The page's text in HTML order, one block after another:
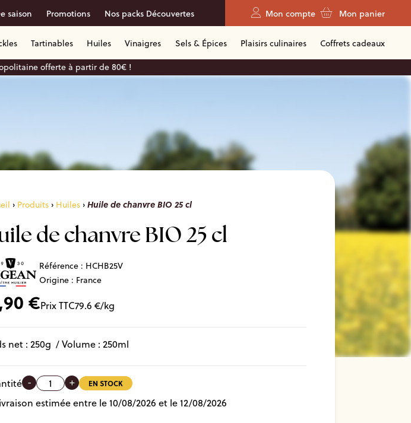
saison Promotions Nos packs Découvertes Mon compte Mon panier
Tartinables Huiles Vinaigres Sels & Épices Plaisirs culinaires
Coffrets cadeaux
offerte à partir de 80€ !
› Produits › Huiles ›Huile de chanvre BIO 25 cl
de chanvre BIO 25 cl
Référence : HCHB25V
Origine : France
€Prix TTC79.6 €/kg
net :250g / Volume :250ml
- + EN STOCK
estimée entre le 10/08/2026 et le 12/08/2026